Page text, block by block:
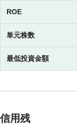
ROE
単元株数
最低投資金額
信用残